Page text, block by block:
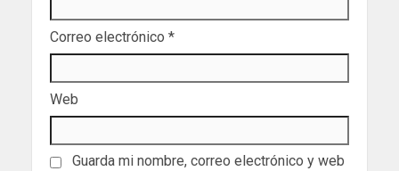
Correo electrónico *
Web
Guarda mi nombre, correo electrónico y web